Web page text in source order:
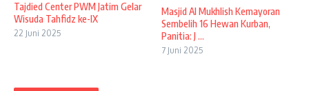
Tajdied Center PWM Jatim Gelar
Wisuda Tahfidz ke-IX
22 Juni 2025
Masjid Al Mukhlish Kemayoran
Sembelih 16 Hewan Kurban,
Panitia: J ...
7 Juni 2025